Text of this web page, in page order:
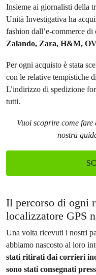
Insieme ai giornalisti della
Unità Investigativa ha
fashion dall’e-commerce di
Zalando, Zara, H&M,
Per ogni acquisto è stata
con le relative tempistiche
L’indirizzo di spedizione
tutti.
Vuoi scoprire come
nostra
Il percorso di ogni
localizzatore GPS
Una volta ricevuti i nostri
abbiamo nascosto al loro
stati ritirati dai corrieri
sono stati consegnati